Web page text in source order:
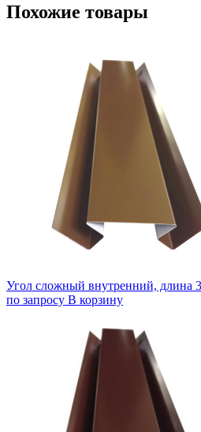
Похожие товары
Угол сложный внутренний, длина
по запросу В корзину